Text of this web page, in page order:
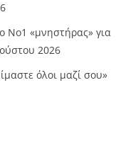
Νο1 «μνηστήρας» για
2026
όλοι μαζί σου»